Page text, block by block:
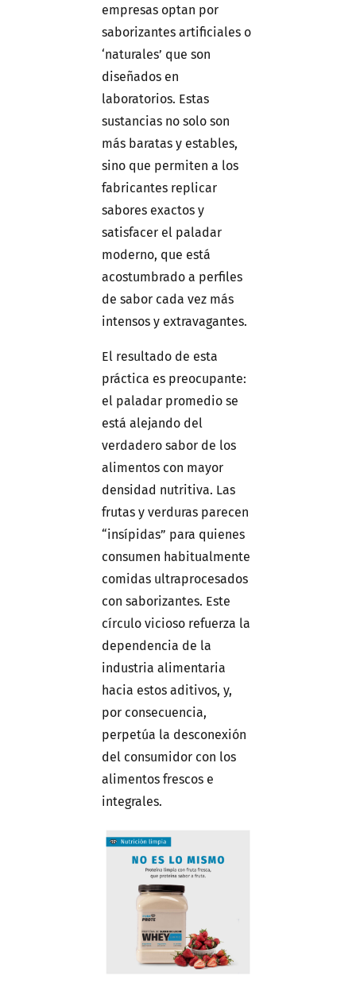
empresas optan por
saborizantes artificiales o
‘naturales’ que son
diseñados en
laboratorios. Estas
sustancias no solo son
más baratas y estables,
sino que permiten a los
fabricantes replicar
sabores exactos y
satisfacer el paladar
moderno, que está
acostumbrado a perfiles
de sabor cada vez más
intensos y extravagantes.
El resultado de esta
práctica es preocupante:
el paladar promedio se
está alejando del
verdadero sabor de los
alimentos con mayor
densidad nutritiva. Las
frutas y verduras parecen
“insípidas” para quienes
consumen habitualmente
comidas ultraprocesados
con saborizantes. Este
círculo vicioso refuerza la
dependencia de la
industria alimentaria
hacia estos aditivos, y,
por consecuencia,
perpetúa la desconexión
del consumidor con los
alimentos frescos e
integrales.